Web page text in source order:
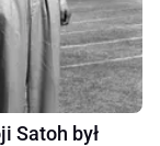
Satoh był